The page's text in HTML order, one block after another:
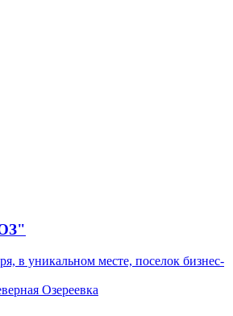
в уникальном месте, поселок бизнес-
Озереевка